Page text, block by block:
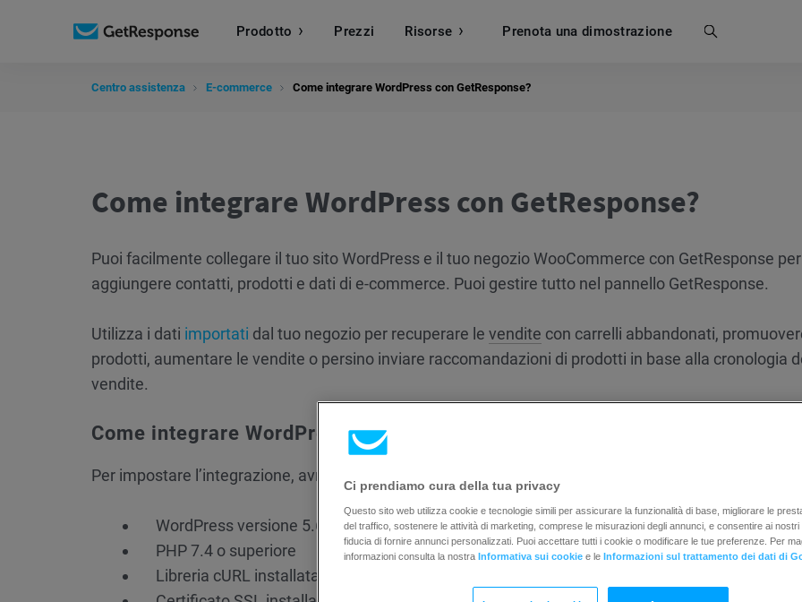
Prodotto Prezzi Risorse Prenota una dimostrazione
Cerca
Centro assistenza E-commerce Come integrare WordPress con GetResponse?
Come integrare WordPress con GetResponse?
Puoi facilmente collegare il tuo sito WordPress e il tuo negozio WooCommerce con GetResponse per
aggiungere contatti, prodotti e dati di e-commerce. Puoi gestire tutto nel pannello GetResponse.
Utilizza i dati importati dal tuo negozio per recuperare le vendite con carrelli abbandonati,
prodotti, aumentare le vendite o persino inviare raccomandazioni di prodotti in base alla cronologia
vendite.
Come integrare WordPress con GetResponse
Per impostare l’integrazione, avrai bisogno di:
WordPress versione 5.6 o superiore
PHP 7.4 o superiore
Libreria cURL installata e caricata
Ci prendiamo cura della tua privacy
Questo sito web utilizza cookie e tecnologie simili per assicurare la funzionalità di base, migliorare le
del traffico, sostenere le attività di marketing, comprese le misurazioni degli annunci, e consentire ai nostri
fiducia di fornire annunci personalizzati. Puoi accettare tutti i cookie o modificare le tue preferenze. Per
informazioni consulta la nostra Informativa sui cookie e le Informazioni sul trattamento dei dati di